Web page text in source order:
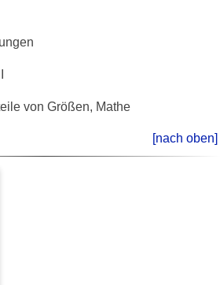
von Größen, Mathe
[nach oben]